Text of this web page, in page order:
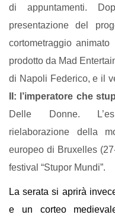
di appuntamenti.
presentazione del
cortometraggio animato
prodotto da Mad
di Napoli Federico, e il
II: l’imperatore che
Delle Donne.
rielaborazione della
europeo di Bruxelles
festival “Stupor Mundi”.
La serata si aprirà
e un corteo